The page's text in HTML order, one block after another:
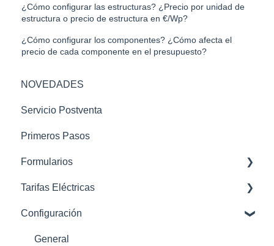
¿Cómo configurar las estructuras? ¿Precio por unidad de
estructura o precio de estructura en €/Wp?
¿Cómo configurar los componentes? ¿Cómo afecta el
precio de cada componente en el presupuesto?
NOVEDADES
Servicio Postventa
Primeros Pasos
Formularios
STC - Sube tu curva
Datos Distribuidora - Curva Horaria
Curva Perfilada - Curvas tipo v2
Tarifas Eléctricas
2.0TD
3.0TD, 6.1TD, 6.2TD, 6.3TD, 6.4TD
Configuración
General